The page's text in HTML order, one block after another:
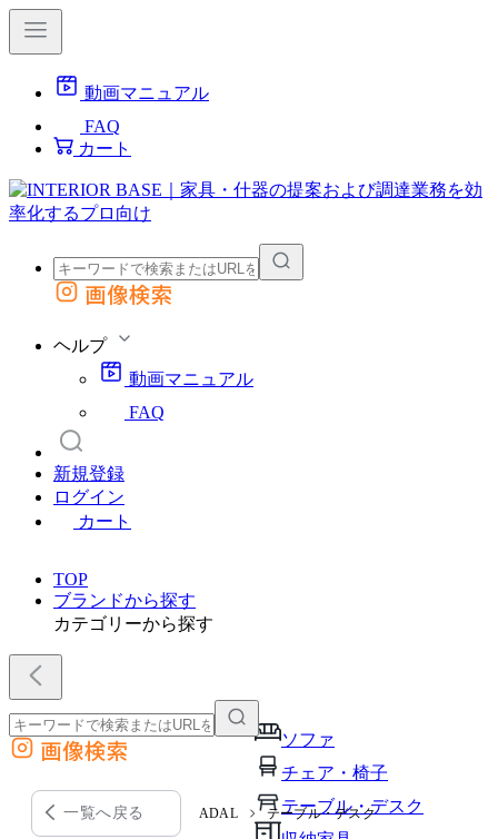
動画マニュアル
FAQ
カート
外部サイトの商品をカートに追加
画像検索
ヘルプ
動画マニュアル
FAQ
新規登録
ログイン
カート
TOP
ブランドから探す
カテゴリーから探す
ソファ
チェア・椅子
テーブル・デスク
外部サイトの商品をカートに追加
他のサイトで見つけた商品ページのURLを貼り付けて、カートに追加できます
画像検索
一覧へ戻る ADAL テーブル・デスク